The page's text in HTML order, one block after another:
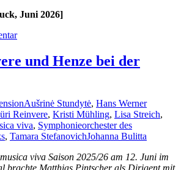
Juni 2026]
und Henze bei der
Aušrinė Stundytė, Hans Werner
Reinvere, Kristi Mühling, Lisa Streich,
viva, Symphonieorchester des
, Tamara StefanovichJohanna Bulitta
viva Saison 2025/26 am 12. Juni im